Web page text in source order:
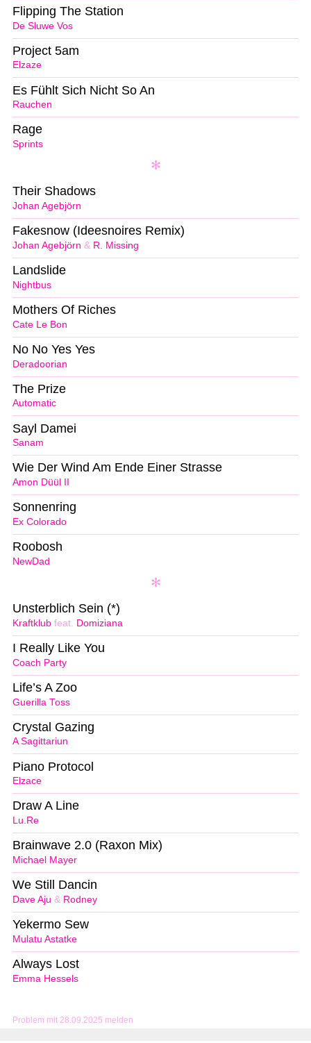
Problem mit 28.09.2025 melden
De Sluwe Vos
Flipping The Station
Elzaze
Project 5am
Rauchen
Es Fühlt Sich Nicht So An
Sprints
Rage
Johan Agebjörn
Their Shadows
Johan Agebjörn & R. Missing
Fakesnow (Ideesnoires Remix)
Nightbus
Landslide
Cate Le Bon
Mothers Of Riches
Deradoorian
No No Yes Yes
Automatic
The Prize
Sanam
Sayl Damei
Amon Düül II
Wie Der Wind Am Ende Einer Strasse
Ex Colorado
Sonnenring
NewDad
Roobosh
Kraftklub feat. Domiziana
Unsterblich Sein (*)
Coach Party
I Really Like You
Guerilla Toss
Life’s A Zoo
A Sagittariun
Crystal Gazing
Elzace
Piano Protocol
Lu.Re
Draw A Line
Michael Mayer
Brainwave 2.0 (Raxon Mix)
Dave Aju & Rodney
We Still Dancin
Mulatu Astatke
Yekermo Sew
Emma Hessels
Always Lost